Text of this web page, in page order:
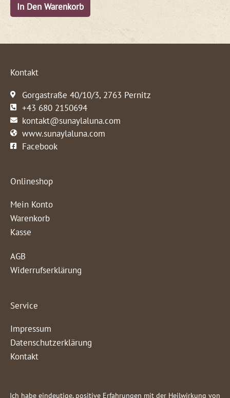
In Den Warenkorb
Kontakt
Gorgastraße 40/10/3, 2763 Pernitz
+43 680 2150694
kontakt@sunaylaluna.com
www.sunaylaluna.com
Facebook
Onlineshop
Mein Konto
Warenkorb
Kasse
AGB
Widerrufserklärung
Service
Impressum
Datenschutzerklärung
Kontakt
Ich habe eindeutige, positive Erfahrungen mit der Heilwirkung von